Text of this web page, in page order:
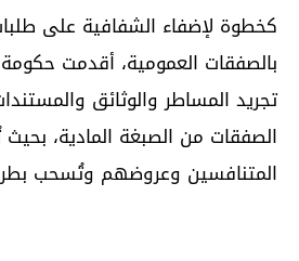
كخطوة لإضفاء الشفافية على
بالصفقات العمومية، أقدمت
تجريد المساطر والوثائق
الصفقات من الصبغة المادية،
المتنافسين وعروضهم وتُسحب